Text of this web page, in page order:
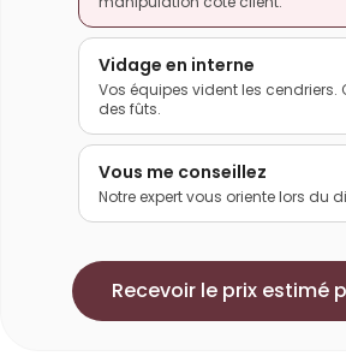
Vidage en interne
Vos équipes vident les cendriers.
des fûts.
Vous me conseillez
Notre expert vous oriente lors du
Recevoir le prix estimé